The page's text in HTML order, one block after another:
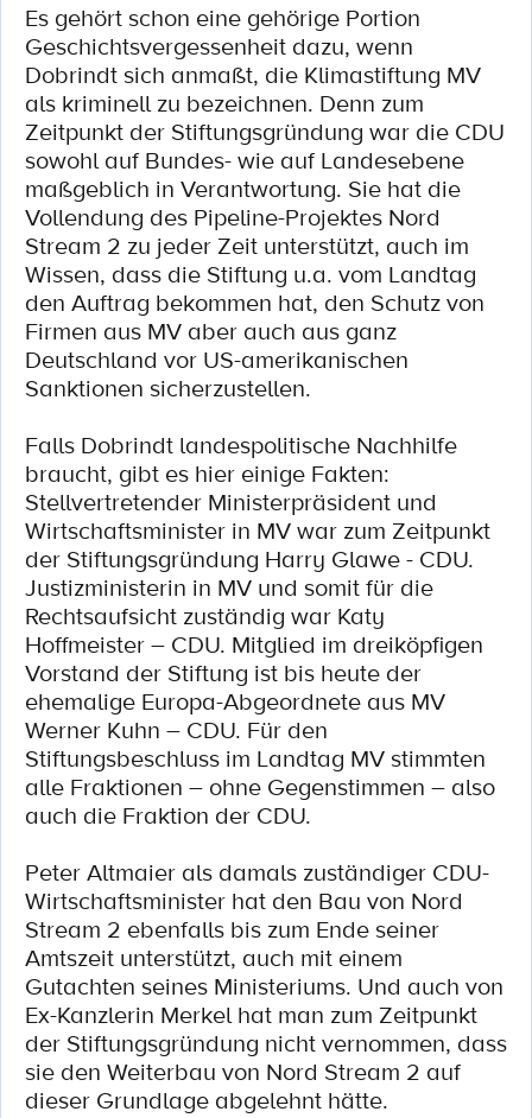
Es gehört schon eine gehörige Portion
Geschichtsvergessenheit dazu, wenn
Dobrindt sich anmaßt, die Klimastiftung MV
als kriminell zu bezeichnen. Denn zum
Zeitpunkt der Stiftungsgründung war die CDU
sowohl auf Bundes- wie auf Landesebene
maßgeblich in Verantwortung. Sie hat die
Vollendung des Pipeline-Projektes Nord
Stream 2 zu jeder Zeit unterstützt, auch im
Wissen, dass die Stiftung u.a. vom Landtag
den Auftrag bekommen hat, den Schutz von
Firmen aus MV aber auch aus ganz
Deutschland vor US-amerikanischen
Sanktionen sicherzustellen.
Falls Dobrindt landespolitische Nachhilfe
braucht, gibt es hier einige Fakten:
Stellvertretender Ministerpräsident und
Wirtschaftsminister in MV war zum Zeitpunkt
der Stiftungsgründung Harry Glawe - CDU.
Justizministerin in MV und somit für die
Rechtsaufsicht zuständig war Katy
Hoffmeister – CDU. Mitglied im dreiköpfigen
Vorstand der Stiftung ist bis heute der
ehemalige Europa-Abgeordnete aus MV
Werner Kuhn – CDU. Für den
Stiftungsbeschluss im Landtag MV stimmten
alle Fraktionen – ohne Gegenstimmen – also
auch die Fraktion der CDU.
Peter Altmaier als damals zuständiger CDU-
Wirtschaftsminister hat den Bau von Nord
Stream 2 ebenfalls bis zum Ende seiner
Amtszeit unterstützt, auch mit einem
Gutachten seines Ministeriums. Und auch von
Ex-Kanzlerin Merkel hat man zum Zeitpunkt
der Stiftungsgründung nicht vernommen, dass
sie den Weiterbau von Nord Stream 2 auf
dieser Grundlage abgelehnt hätte.